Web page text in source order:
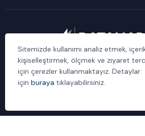
1992’den beri çözüm sağlayıcı ve sistem
müşterilerimizin kritik iş
teknolojileri iş
Sitemizde kullanımı analiz etmek,
kişiselleştirmek, ölçmek ve ziyaret
için çerezler kullanmaktayız. Detaylar
için buraya tıklayabilirsiniz.